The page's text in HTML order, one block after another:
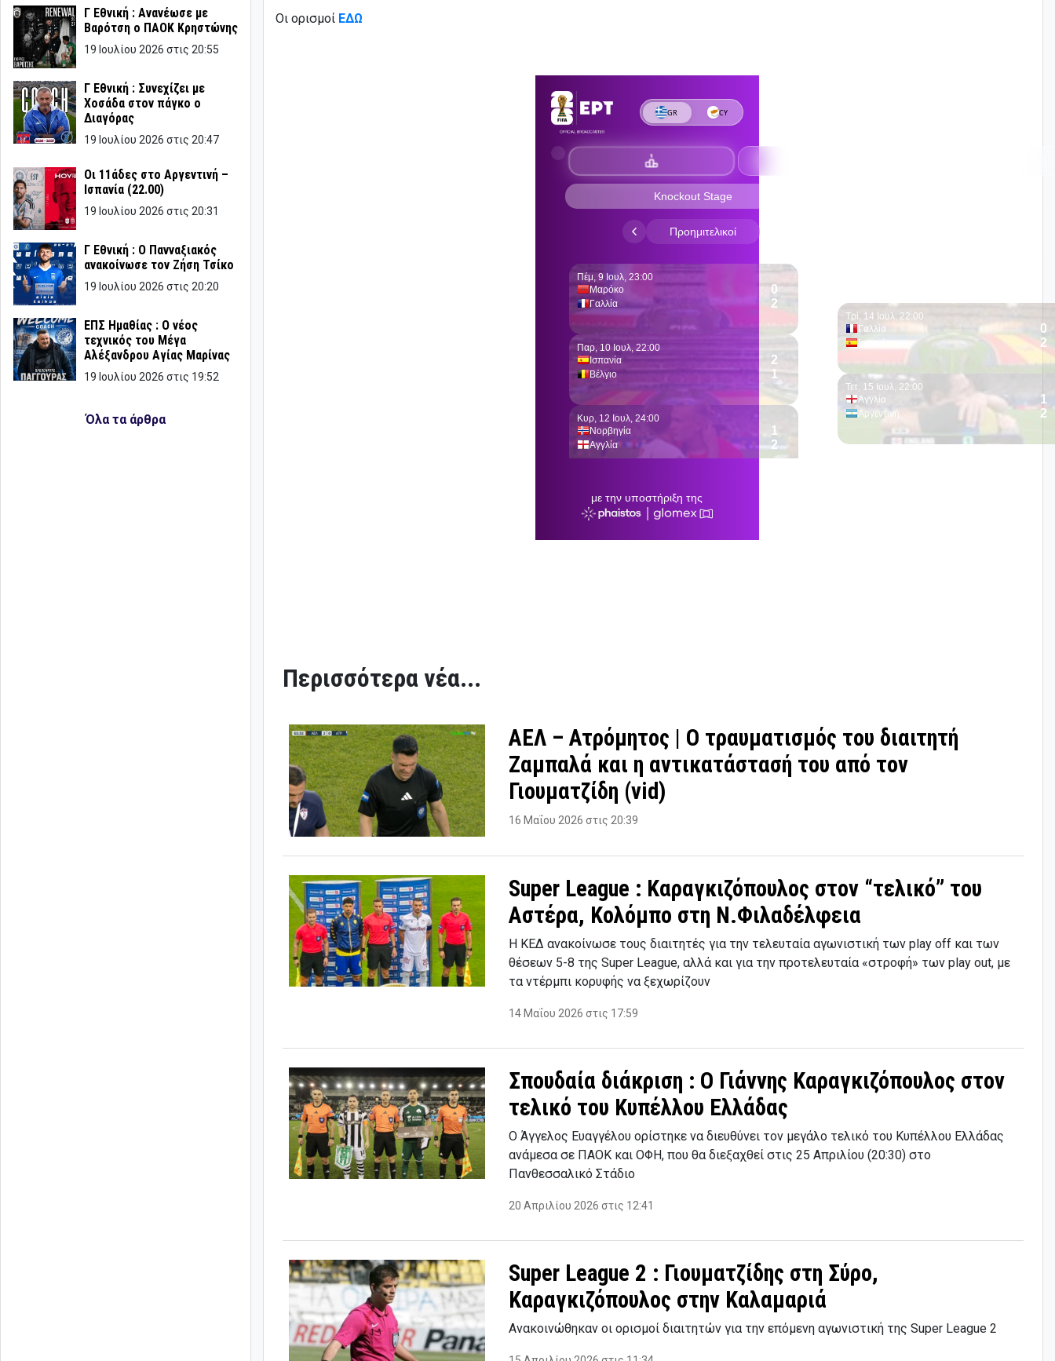
Γ Εθνική : Ανανέωσε με
Βαρότση ο ΠΑΟΚ Κρηστώνης
19 Ιουλίου 2026 στις 20:55
Γ Εθνική : Συνεχίζει με
Χοσάδα στον πάγκο ο
Διαγόρας
19 Ιουλίου 2026 στις 20:47
Οι 11άδες στο Αργεντινή –
Ισπανία (22.00)
19 Ιουλίου 2026 στις 20:31
Γ Εθνική : Ο Πανναξιακός
ανακοίνωσε τον Ζήση Τσίκο
19 Ιουλίου 2026 στις 20:20
ΕΠΣ Ημαθίας : Ο νέος
τεχνικός του Μέγα
Αλέξανδρου Αγίας Μαρίνας
19 Ιουλίου 2026 στις 19:52
Όλα τα άρθρα
Οι ορισμοί ΕΔΩ
Περισσότερα νέα...
ΑΕΛ – Ατρόμητος | Ο τραυματισμός του διαιτητή
Ζαμπαλά και η αντικατάστασή του από τον
Γιουματζίδη (vid)
16 Μαΐου 2026 στις 20:39
Super League : Καραγκιζόπουλος στον “τελικό” του
Αστέρα, Κολόμπο στη Ν.Φιλαδέλφεια
Η ΚΕΔ ανακοίνωσε τους διαιτητές για την τελευταία αγωνιστική των play off και των
θέσεων 5-8 της Super League, αλλά και για την προτελευταία «στροφή» των play out, με
τα ντέρμπι κορυφής να ξεχωρίζουν
14 Μαΐου 2026 στις 17:59
Σπουδαία διάκριση : Ο Γιάννης Καραγκιζόπουλος στον
τελικό του Κυπέλλου Ελλάδας
Ο Άγγελος Ευαγγέλου ορίστηκε να διευθύνει τον μεγάλο τελικό του Κυπέλλου Ελλάδας
ανάμεσα σε ΠΑΟΚ και ΟΦΗ, που θα διεξαχθεί στις 25 Απριλίου (20:30) στο
Πανθεσσαλικό Στάδιο
20 Απριλίου 2026 στις 12:41
Super League 2 : Γιουματζίδης στη Σύρο,
Καραγκιζόπουλος στην Καλαμαριά
Ανακοινώθηκαν οι ορισμοί διαιτητών για την επόμενη αγωνιστική της Super League 2